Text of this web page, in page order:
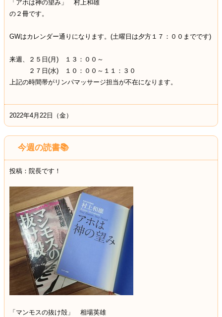
「アホは神の望み」 村上和雄
の２冊です。
GWはカレンダー通りになります。(土曜日は夕方１７：００までです)
来週、２５日(月) １３：００～
２７日(水) １０：００～１１：３０
上記の時間帯がリンパマッサージ担当が不在になります。
2022年4月22日（金）
今週の読書📚
投稿：院長です！
「マンモスの抜け殻」 相場英雄